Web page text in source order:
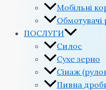
Мобільні
Обмотувачі
ПОСЛУГИ
Силос
Сухе зерно
Сінаж
Пивна